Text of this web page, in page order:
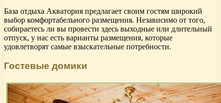
База отдыха Акватория предлагает своим гостям широкий
выбор комфортабельного размещения. Независимо от того,
собираетесь ли вы провести здесь выходные или длительный
отпуск, у нас есть варианты размещения, которые
удовлетворят самые взыскательные потребности.
Гостевые домики